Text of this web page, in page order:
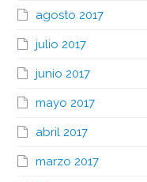
agosto 2017
julio 2017
junio 2017
mayo 2017
abril 2017
marzo 2017